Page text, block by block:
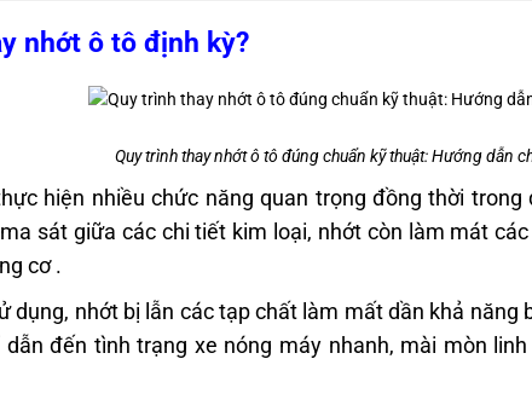
nhớt ô tô định kỳ?
Quy trình thay nhớt ô tô đúng chuẩn kỹ thuật: Hướng dẫn
hiện nhiều chức năng quan trọng đồng thời
sát giữa các chi tiết kim loại, nhớt còn làm mát
cơ .
dụng, nhớt bị lẫn các tạp chất làm mất dần khả năng
đến tình trạng xe nóng máy nhanh, mài mòn